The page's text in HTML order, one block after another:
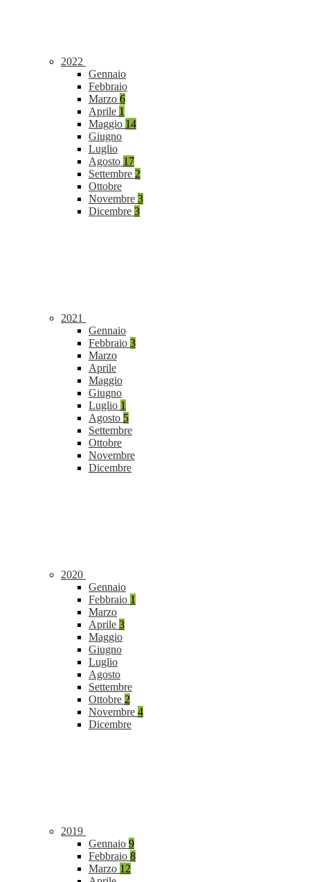
2022
Gennaio
Febbraio
Marzo 6
Aprile 1
Maggio 14
Giugno
Luglio
Agosto 17
Settembre 2
Ottobre
Novembre 3
Dicembre 3
2021
Gennaio
Febbraio 3
Marzo
Aprile
Maggio
Giugno
Luglio 1
Agosto 5
Settembre
Ottobre
Novembre
Dicembre
2020
Gennaio
Febbraio 1
Marzo
Aprile 3
Maggio
Giugno
Luglio
Agosto
Settembre
Ottobre 2
Novembre 4
Dicembre
2019
Gennaio 9
Febbraio 8
Marzo 12